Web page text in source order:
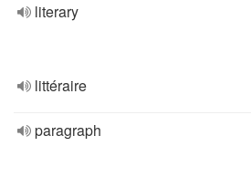
literary
littéraire
paragraph